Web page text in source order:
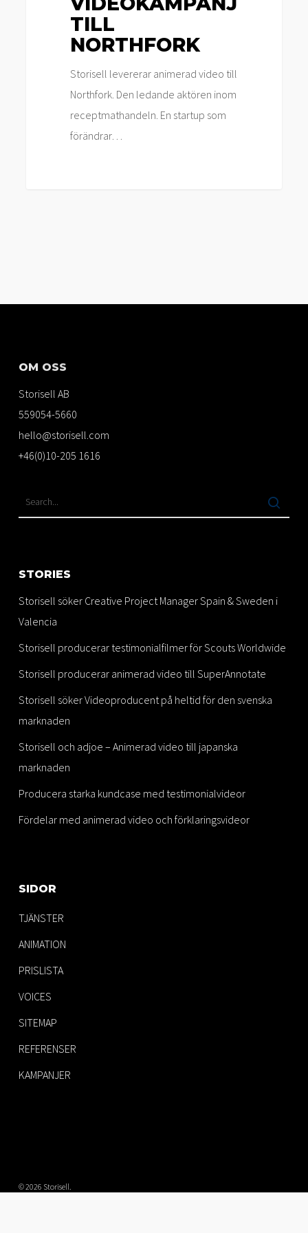
TILL
NORTHFORK
Storisell levererar animerad video till
Northfork. Den ledande aktören inom
receptmathandeln. En startup som
förändrar…
OM OSS
Storisell AB
559054-5660
hello@storisell.com
+46(0)10-205 1616
STORIES
Storisell söker Creative Project Manager Spain & Sweden i
Valencia
Storisell producerar testimonialfilmer för Scouts Worldwide
Storisell producerar animerad video till SuperAnnotate
Storisell söker Videoproducent på heltid för den svenska
marknaden
Storisell och adjoe – Animerad video till japanska
marknaden
Producera starka kundcase med testimonialvideor
Fördelar med animerad video och förklaringsvideor
SIDOR
TJÄNSTER
ANIMATION
PRISLISTA
VOICES
SITEMAP
REFERENSER
KAMPANJER
© 2026 Storisell.